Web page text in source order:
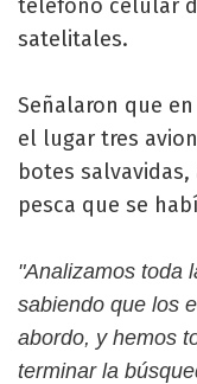
teléfono celular
satelitales.
Señalaron que
el lugar tres
botes
pesca que se
"Analizamos toda
sabiendo que los
abordo, y hemos
terminar la